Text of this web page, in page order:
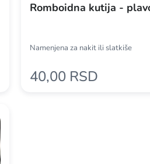
Romboidna kutija -
Namenjena za nakit ili slatkiše
40,00 RSD